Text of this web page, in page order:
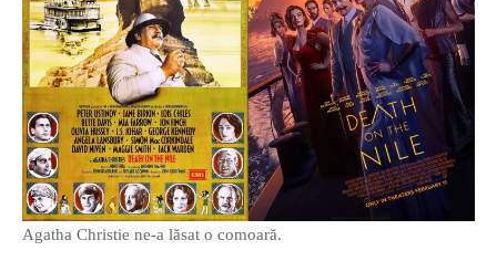
O poveste in care sexul se
confunda cu dragostea,
cinismul cu idealismul si
poezia cu umorul.
DESCARCĂ!
Agatha Christie ne-a lăsat o comoară.